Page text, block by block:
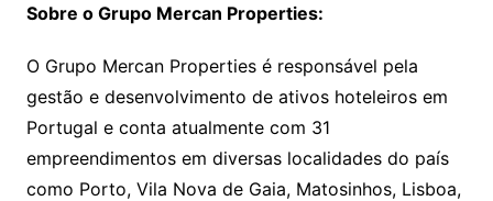
Sobre o Grupo Mercan Properties:
O Grupo Mercan Properties é responsável pela
gestão e desenvolvimento de ativos hoteleiros em
Portugal e conta atualmente com 31
empreendimentos em diversas localidades do país
como Porto, Vila Nova de Gaia, Matosinhos, Lisboa,